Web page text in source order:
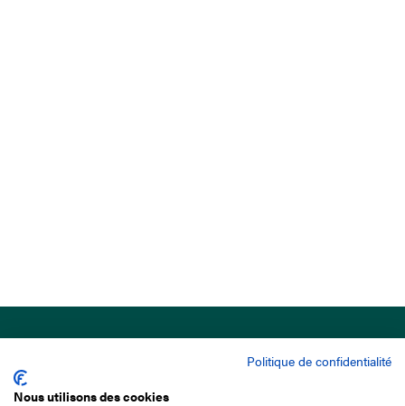
Politique de confidentialité
Nous utilisons des cookies